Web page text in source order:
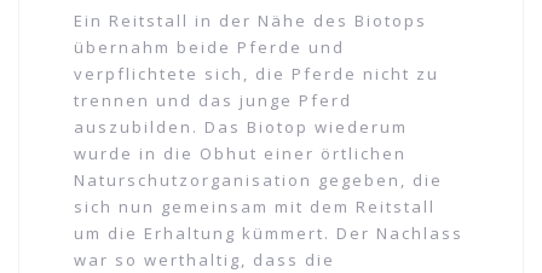
Ein Reitstall in der Nähe des Biotops
übernahm beide Pferde und
verpflichtete sich, die Pferde nicht zu
trennen und das junge Pferd
auszubilden. Das Biotop wiederum
wurde in die Obhut einer örtlichen
Naturschutzorganisation gegeben, die
sich nun gemeinsam mit dem Reitstall
um die Erhaltung kümmert. Der Nachlass
war so werthaltig, dass die